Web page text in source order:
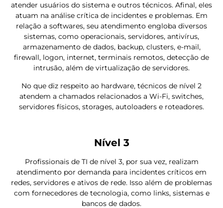
atender usuários do sistema e outros técnicos. Afinal, eles
atuam na análise crítica de incidentes e problemas. Em
relação a softwares, seu atendimento engloba diversos
sistemas, como operacionais, servidores, antivírus,
armazenamento de dados, backup, clusters, e-mail,
firewall, logon, internet, terminais remotos, detecção de
intrusão, além de virtualização de servidores.
No que diz respeito ao hardware, técnicos de nível 2
atendem a chamados relacionados a Wi-Fi, switches,
servidores físicos, storages, autoloaders e roteadores.
Nível 3
Profissionais de TI de nível 3, por sua vez, realizam
atendimento por demanda para incidentes críticos em
redes, servidores e ativos de rede. Isso além de problemas
com fornecedores de tecnologia, como links, sistemas e
bancos de dados.